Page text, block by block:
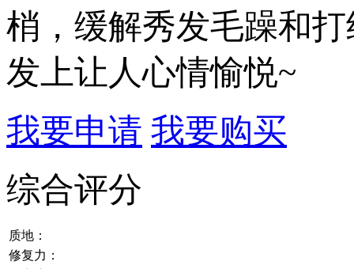
梢，缓解秀发毛躁和
发上让人心情愉悦~
我要申请 我要购买
综合评分
质地：
修复力：